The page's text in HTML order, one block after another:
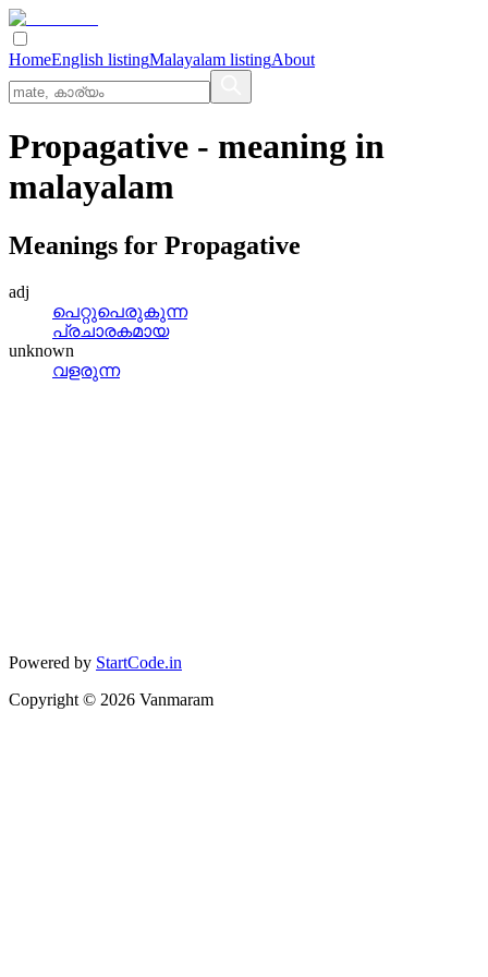
HomeEnglish listingMalayalam listingAbout
Propagative - meaning in
malayalam
Meanings for Propagative
adj
പെറ്റുപെരുകുന്ന
പ്രചാരകമായ
unknown
വളരുന്ന
Powered by StartCode.in
Copyright © 2026 Vanmaram